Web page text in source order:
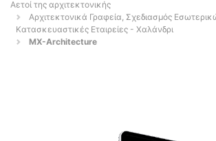
Αετοί της αρχιτεκτονικής
Αρχιτεκτονικά Γραφεία, Σχεδιασμός
Κατασκευαστικές Εταιρείες - Χαλάνδρι
MX-Architecture